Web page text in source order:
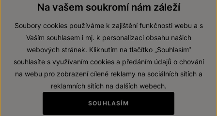
© 2026 ZNOVÍN ZNOJMO, a. s.
Prohlášení o přístupnosti
Zákaz prodeje alkoholických nápojů osobám mladším 18 let.
Na vašem soukromí nám záleží
Soubory cookies používáme k zajištění funkčnosti webu a s
Vaším souhlasem i mj. k personalizaci obsahu našich
webových stránek. Kliknutím na tlačítko „Souhlasím“
souhlasíte s využívaním cookies a předáním údajů o chování
na webu pro zobrazení cílené reklamy na sociálních sítích a
reklamních sítích na dalších webech.
SOUHLASÍM